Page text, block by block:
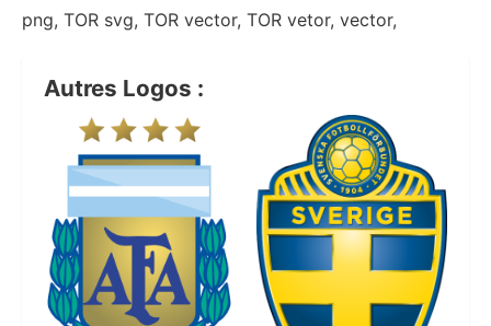
png, TOR svg, TOR vector, TOR vetor, vector,
Autres Logos :